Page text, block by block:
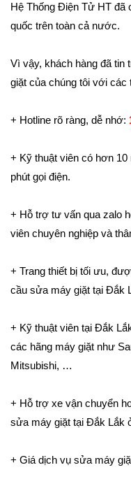
Hệ Thống Điện Tử HT đã
quốc trên toàn cả nước.
Vì vậy, khách hàng đã
giặt của chúng tôi với các
+ Hotline rõ ràng, dễ nhớ:
+ Kỹ thuật viên có hơn
phút gọi điện.
+ Hỗ trợ tư vấn qua zalo
viên chuyên nghiệp và
+ Trang thiết bị tối ưu,
cầu sửa máy giặt tại Đắk
+ Kỹ thuật viên tại Đắk
các hãng máy giặt như
Mitsubishi, …
+ Hỗ trợ xe vận chuyển
sửa máy giặt tại Đắk Lắk
+ Giá dịch vụ sửa máy